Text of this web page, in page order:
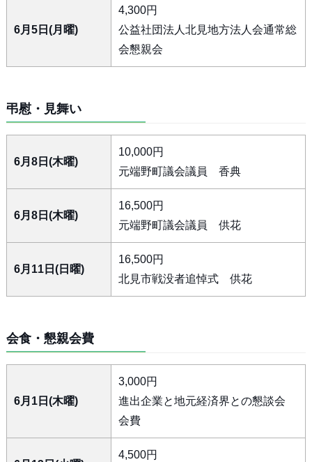
6月5日(月曜)
4,300円
公益社団法人北見地方法人会通常総
会懇親会
弔慰・見舞い
6月8日(木曜)
10,000円
元端野町議会議員 香典
6月8日(木曜)
16,500円
元端野町議会議員 供花
6月11日(日曜)
16,500円
北見市戦没者追悼式 供花
会食・懇親会費
6月1日(木曜)
3,000円
進出企業と地元経済界との懇談会
会費
4,500円